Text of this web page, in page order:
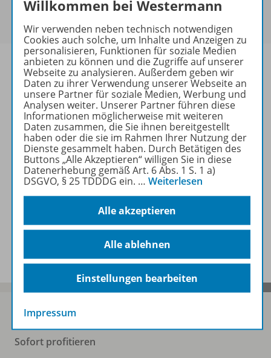
Um den für Sie gültigen Preis zu sehen,melden Sie
Informationen
Weitere Inhalte der Ausgabe
Ergänzende Materialien
Sofort profitieren
Willkommen bei Westermann
Wir verwenden neben technisch notwendigen
Cookies auch solche, um Inhalte und Anzeigen zu
personalisieren, Funktionen für soziale Medien
anbieten zu können und die Zugriffe auf unserer
Webseite zu analysieren. Außerdem geben wir
Daten zu ihrer Verwendung unserer Webseite an
unsere Partner für soziale Medien, Werbung und
Analysen weiter. Unserer Partner führen diese
Informationen möglicherweise mit weiteren
Daten zusammen, die Sie ihnen bereitgestellt
haben oder die sie im Rahmen Ihrer Nutzung der
Dienste gesammelt haben. Durch Betätigen des
Buttons „Alle Akzeptieren“ willigen Sie in diese
Datenerhebung gemäß Art. 6 Abs. 1 S. 1 a)
DSGVO, § 25 TDDDG ein. … Weiterlesen
Alle akzeptieren
Alle ablehnen
Einstellungen bearbeiten
Impressum